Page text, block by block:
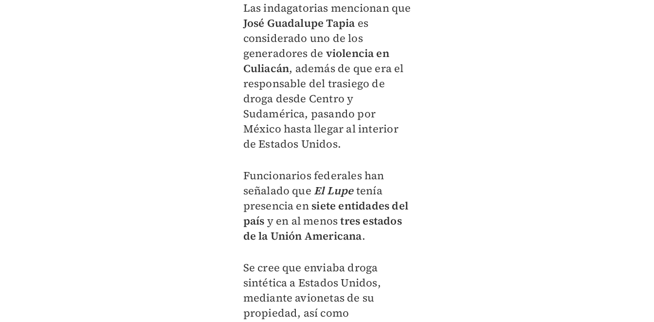
Las indagatorias mencionan que
José Guadalupe Tapia es
considerado uno de los
generadores de violencia en
Culiacán, además de que era el
responsable del trasiego de
droga desde Centro y
Sudamérica, pasando por
México hasta llegar al interior
de Estados Unidos.
Funcionarios federales han
señalado que El Lupetenía
presencia en siete entidades del
país y en al menostres estados
de la Unión Americana.
Se cree que enviaba droga
sintética a Estados Unidos,
mediante avionetas de su
propiedad, así como